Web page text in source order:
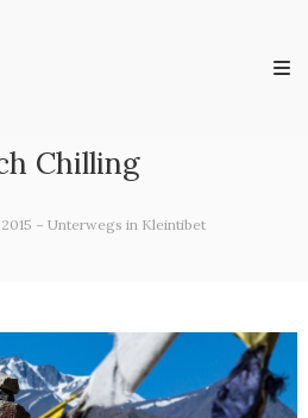
Chilling
– Unterwegs in Kleintibet